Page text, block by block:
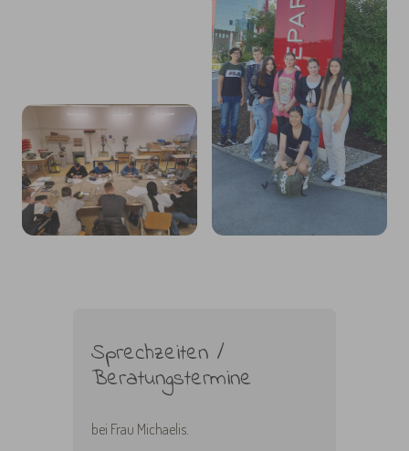
Sprechzeiten /
Beratungstermine
bei Frau Michaelis.